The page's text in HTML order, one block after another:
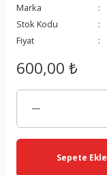
Marka
Stok Kodu
Fiyat
600,00 ₺
Sepete Ekle